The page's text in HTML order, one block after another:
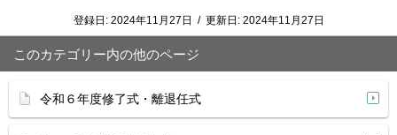
登録日: 2024年11月27日 / 更新日: 2024年11月27日
このカテゴリー内の他のページ
令和６年度修了式・離退任式